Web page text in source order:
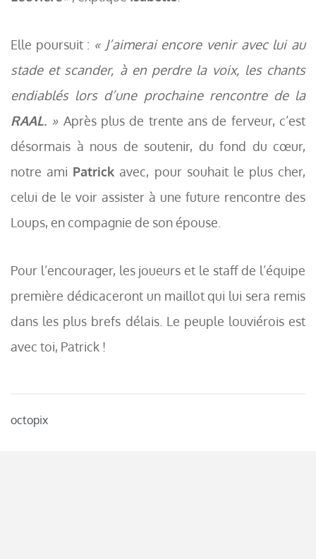
octopix
Elle poursuit : « J’aimerai encore venir avec lui au
stade et scander, à en perdre la voix, les chants
endiablés lors d’une prochaine rencontre de la
RAAL. » Après plus de trente ans de ferveur, c’est
désormais à nous de soutenir, du fond du cœur,
notre ami Patrick avec, pour souhait le plus cher,
celui de le voir assister à une future rencontre des
Loups, en compagnie de son épouse.
Pour l’encourager, les joueurs et le staff de l’équipe
première dédicaceront un maillot qui lui sera remis
dans les plus brefs délais. Le peuple louviérois est
avec toi, Patrick !